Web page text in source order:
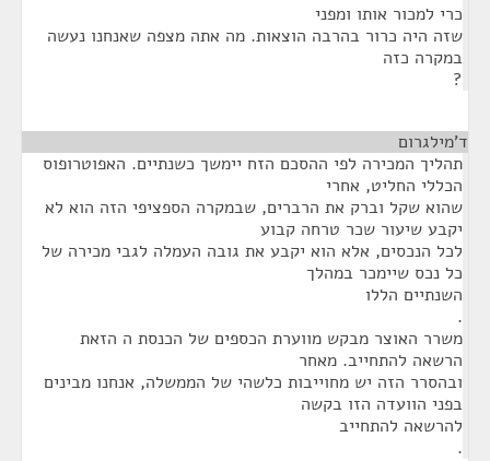
כרי למכור אותו ומפני
שזה היה כרור בהרבה הוצאות. מה אתה מצפה שאנחנו נעשה
במקרה כזה
?
ד'מילגרום
תהליך המכירה לפי ההסכם הזח יימשך כשנתיים. האפוטרופוס
הכללי החליט, אחרי
שהוא שקל וברק את הרברים, שבמקרה הספציפי הזה הוא לא
יקבע שיעור שכר טרחה קבוע
לכל הנכסים, אלא הוא יקבע את גובה העמלה לגבי מכירה של
כל נכס שיימכר במהלך
השנתיים הללו
.
משרר האוצר מבקש מווערת הכספים של הכנסת ה הזאת
הרשאה להתחייב. מאחר
ובהסרר הזה יש מחוייבות כלשהי של הממשלה, אנחנו מבינים
בפני הוועדה הזו בקשה
להרשאה להתחייב
.